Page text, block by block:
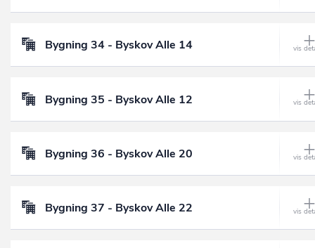
Bygning 34 - Byskov Alle 14
Bygning 35 - Byskov Alle 12
Bygning 36 - Byskov Alle 20
Bygning 37 - Byskov Alle 22